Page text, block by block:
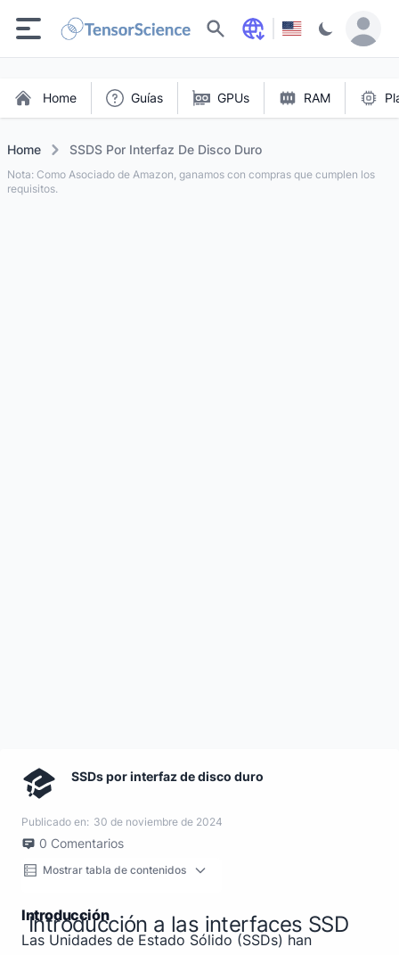
Buscar
Home Guías GPUs RAM
Home SSDS Por Interfaz De Disco Duro
Nota: Como Asociado de Amazon, ganamos con compras que cumplen los
requisitos.
SSDs por interfaz de disco duro
Publicado en: 30 de noviembre de 2024
0 Comentarios
Mostrar tabla de contenidos
Introducción
Introducción a las interfaces SSD
Las Unidades de Estado Sólido (SSDs) han